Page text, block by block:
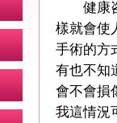
健康
樣就會使
手術的方
有也不知
會不會損
我這情況